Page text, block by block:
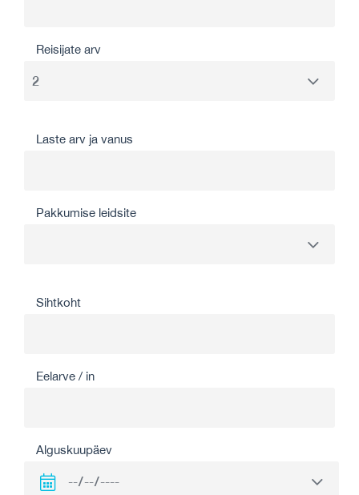
Reisijate arv
Laste arv ja vanus
Pakkumise leidsite
Sihtkoht
Eelarve / in
Alguskuupäev